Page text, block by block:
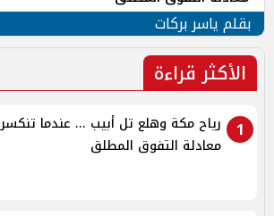
بقلم ياسر بركات
الأكثر قراءة
1
رياح مكة وهلع تل أبيب ... عندما تنكسر
معادلة التفوق المطلق